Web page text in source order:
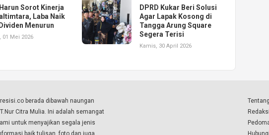
Sorot Kinerja
Laba Naik
Menurun
01 Mei 2026
DPRD Kukar Beri Solusi
Agar Lapak Kosong di
Tangga Arung Square
Segera Terisi
Kamis, 30 April 2026
berada dibawah naungan
Citra Mulia. Ini adalah semangat
untuk menyajikan segala jenis
baik tulisan, foto dan juga
Redaksi